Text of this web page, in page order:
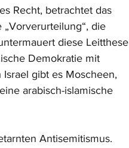
Recht, betrachtet das
„Vorverurteilung“, die
diese Leitthese
Demokratie mit
gibt es Moscheen,
arabisch-islamische
Antisemitismus.